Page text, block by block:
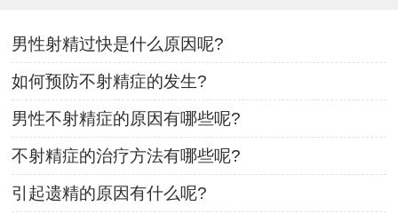
男性射精过快是什么原因呢?
如何预防不射精症的发生?
男性不射精症的原因有哪些呢?
不射精症的治疗方法有哪些呢?
引起遗精的原因有什么呢?